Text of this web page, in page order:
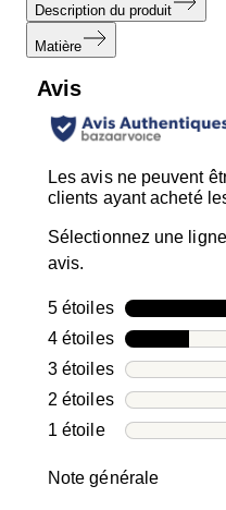
Description du produit
Matière
Avis
Les avis ne peuvent
clients ayant acheté
Sélectionnez une
avis.
5 étoilesétoiles
4 étoilesétoiles
3 étoilesétoiles
2 étoilesétoiles
1 étoileétoiles
Note générale